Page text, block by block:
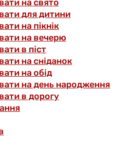
на свято
для дитини
на пікнік
на вечерю
в піст
на сніданок
на обід
на день народження
в дорогу